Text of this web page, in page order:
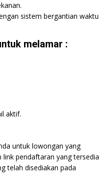
sistem bergantian waktu
melamar :
aktif.
untuk lowongan yang
pendaftaran yang tersedia
telah disediakan pada